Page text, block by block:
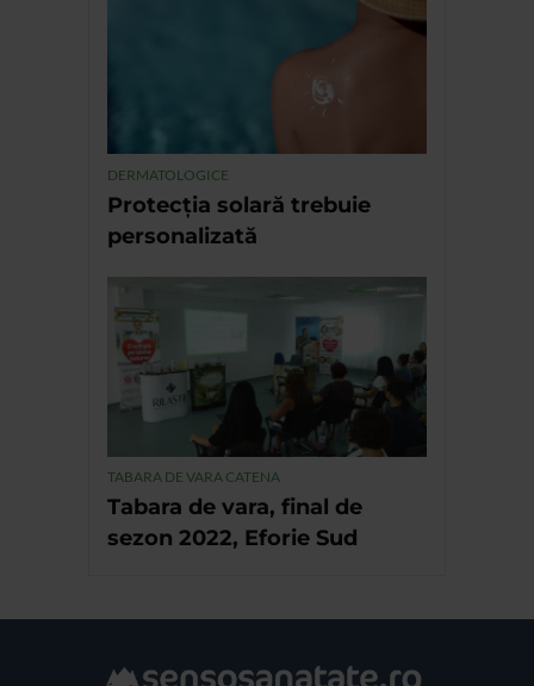
DERMATOLOGICE
Protecția solară trebuie
personalizată
TABARA DE VARA CATENA
Tabara de vara, final de
sezon 2022, Eforie Sud